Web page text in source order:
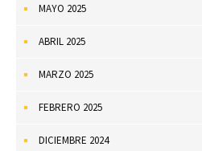
MAYO 2025
ABRIL 2025
MARZO 2025
FEBRERO 2025
DICIEMBRE 2024